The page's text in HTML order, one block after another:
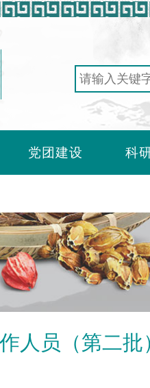
党团建设 科
人员（第二